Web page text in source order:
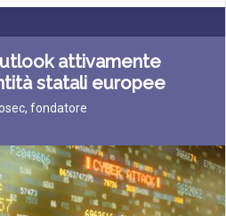
attivamente
statali europee
fondatore